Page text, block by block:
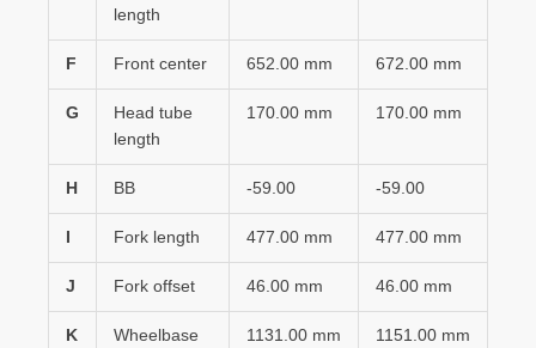
length
F Front center 652.00 mm 672.00 mm
G
Head tube
length
170.00 mm 170.00 mm
H BB -59.00 -59.00
Fork length 477.00 mm 477.00 mm
J Fork offset 46.00 mm 46.00 mm
K Wheelbase 1131.00 mm 1151.00 mm